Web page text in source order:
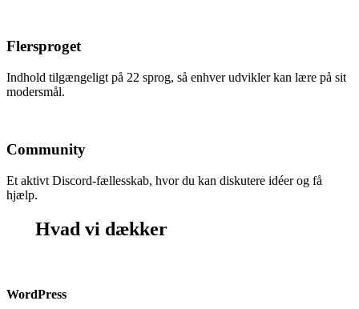
Flersproget
Indhold tilgængeligt på 22 sprog, så enhver udvikler kan lære på sit
modersmål.
Community
Et aktivt Discord-fællesskab, hvor du kan diskutere idéer og få
hjælp.
Hvad vi dækker
WordPress